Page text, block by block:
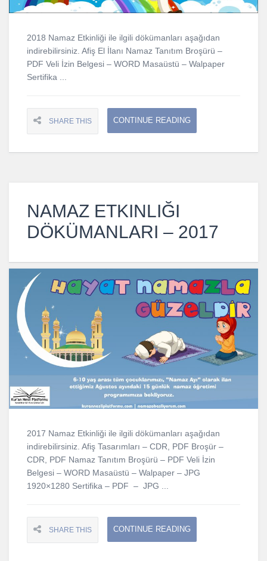
2018 Namaz Etkinliği ile ilgili dökümanları aşağıdan
indirebilirsiniz. Afiş El İlanı Namaz Tanıtım Broşürü –
PDF Veli İzin Belgesi – WORD Masaüstü – Walpaper
Sertifika ...
SHARE THIS CONTINUE READING
NAMAZ ETKINLIĞI
DÖKÜMANLARI – 2017
2017 Namaz Etkinliği ile ilgili dökümanları aşağıdan
indirebilirsiniz. Afiş Tasarımları – CDR, PDF Broşür –
CDR, PDF Namaz Tanıtım Broşürü – PDF Veli İzin
Belgesi – WORD Masaüstü – Walpaper – JPG
1920×1280 Sertifika – PDF – JPG ...
SHARE THIS CONTINUE READING